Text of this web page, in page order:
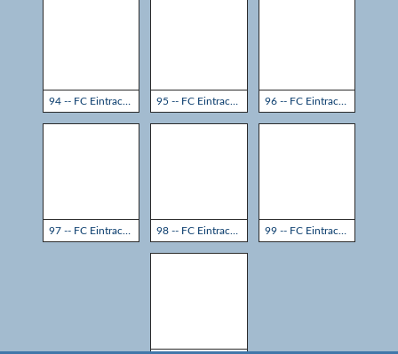
94 -- FC Eintracht Rheine - TSG Sprockhövel 3:3 95 -- FC Eintracht Rheine - TSG Sprockhövel 3:3 96 -- FC Eintracht Rheine - TSG Sprockhövel 3:3
97 -- FC Eintracht Rheine - TSG Sprockhövel 3:3 98 -- FC Eintracht Rheine - TSG Sprockhövel 3:3 99 -- FC Eintracht Rheine - TSG Sprockhövel 3:3